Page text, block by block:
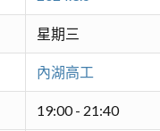
星期三
內湖高工
19:00 - 21:40